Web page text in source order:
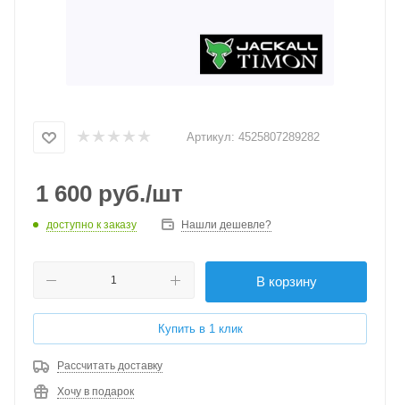
Артикул: 4525807289282
1 600 руб./шт
доступно к заказу Нашли дешевле?
В корзину
Купить в 1 клик
Рассчитать доставку
Хочу в подарок